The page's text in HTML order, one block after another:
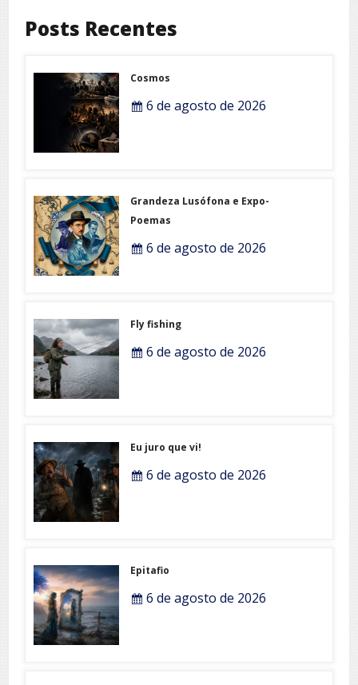
Posts Recentes
Cosmos
6 de agosto de 2026
Grandeza Lusófona e Expo-
Poemas
6 de agosto de 2026
Fly fishing
6 de agosto de 2026
Eu juro que vi!
6 de agosto de 2026
Epitafio
6 de agosto de 2026